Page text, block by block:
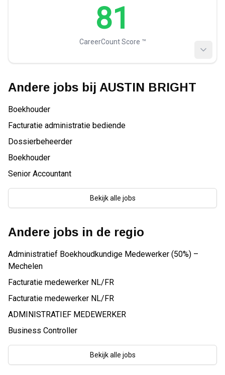
81
CareerCount Score ™️
Andere jobs bij AUSTIN BRIGHT
Boekhouder
Facturatie administratie bediende
Dossierbeheerder
Boekhouder
Senior Accountant
Bekijk alle jobs
Andere jobs in de regio
Administratief Boekhoudkundige Medewerker (50%) –
Mechelen
Facturatie medewerker NL/FR
Facturatie medewerker NL/FR
ADMINISTRATIEF MEDEWERKER
Business Controller
Bekijk alle jobs